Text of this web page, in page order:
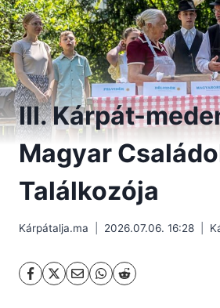
III. Kárpát-
Magyar
Találkozója
Kárpátalja.ma 2026.07.06. 16:28